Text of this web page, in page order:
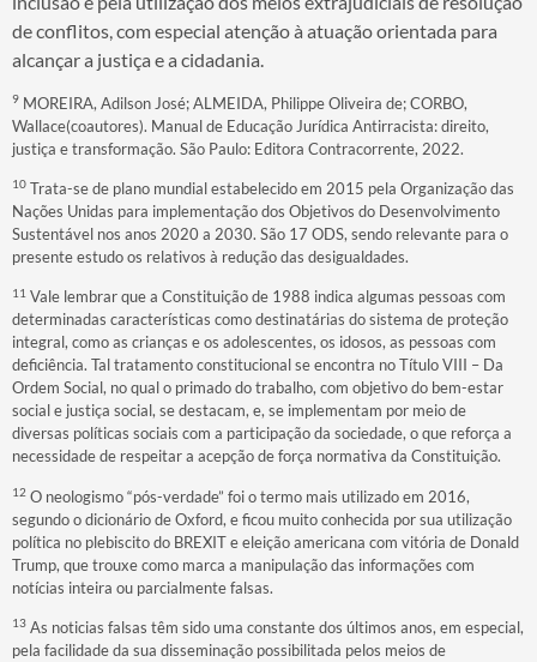
de conflitos, com especial atenção à atuação orientada para
alcançar a justiça e a cidadania.
9 MOREIRA, Adilson José; ALMEIDA, Philippe Oliveira de; CORBO,
Wallace(coautores). Manual de Educação Jurídica Antirracista: direito,
justiça e transformação. São Paulo: Editora Contracorrente, 2022.
10 Trata-se de plano mundial estabelecido em 2015 pela Organização das
Nações Unidas para implementação dos Objetivos do Desenvolvimento
Sustentável nos anos 2020 a 2030. São 17 ODS, sendo relevante para o
presente estudo os relativos à redução das desigualdades.
11 Vale lembrar que a Constituição de 1988 indica algumas pessoas com
determinadas características como destinatárias do sistema de proteção
integral, como as crianças e os adolescentes, os idosos, as pessoas com
deficiência. Tal tratamento constitucional se encontra no Título VIII – Da
Ordem Social, no qual o primado do trabalho, com objetivo do bem-estar
social e justiça social, se destacam, e, se implementam por meio de
diversas políticas sociais com a participação da sociedade, o que reforça a
necessidade de respeitar a acepção de força normativa da Constituição.
12 O neologismo “pós-verdade” foi o termo mais utilizado em 2016,
segundo o dicionário de Oxford, e ficou muito conhecida por sua utilização
política no plebiscito do BREXIT e eleição americana com vitória de Donald
Trump, que trouxe como marca a manipulação das informações com
notícias inteira ou parcialmente falsas.
13 As noticias falsas têm sido uma constante dos últimos anos, em especial,
pela facilidade da sua disseminação possibilitada pelos meios de